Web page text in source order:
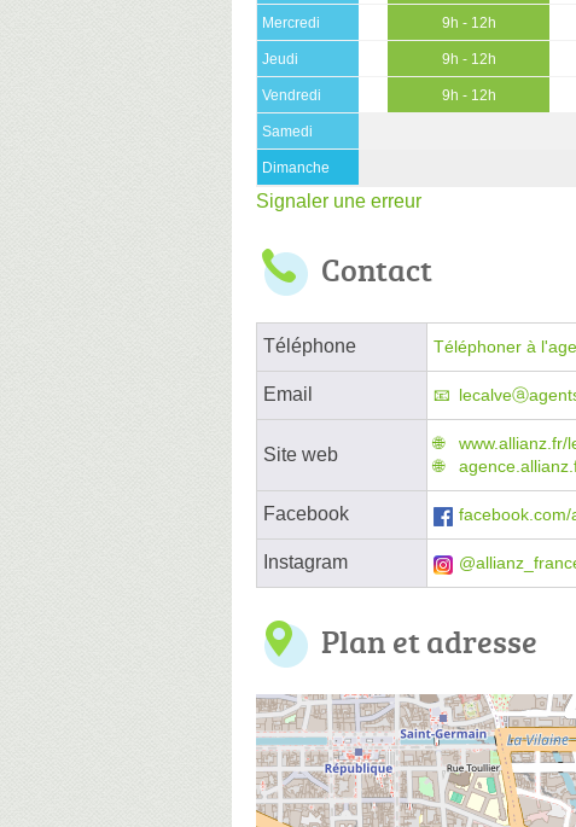
Mercredi 9h - 12h
Jeudi 9h - 12h
Vendredi 9h - 12h
Samedi
Dimanche
Signaler une erreur
Contact
Téléphone Téléphoner à
Email
Site web
www.allianz.fr/
Facebook facebook.com/
Instagram
Plan et adresse